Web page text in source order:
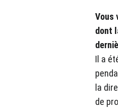
Vous
dont
Il a
la
de